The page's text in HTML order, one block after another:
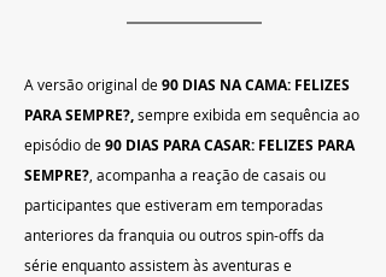
A versão original de 90 DIAS NA CAMA: FELIZES
PARA SEMPRE?, sempre exibida em sequência ao
episódio de 90 DIAS PARA CASAR: FELIZES PARA
SEMPRE?, acompanha a reação de casais ou
participantes que estiveram em temporadas
anteriores da franquia ou outros spin-offs da
série enquanto assistem às aventuras e